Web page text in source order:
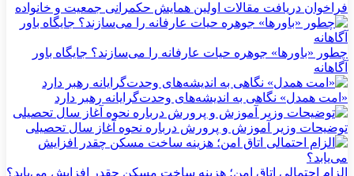
فراخوان دریافت مقالات اولین همایش حکمرانی جمعیت و خانواده
چطور «باورها» جوهره حیات عارفانه را می‌سازند؟ جایگاه باور
آگاهانه
«امت همدل» نگاهی به اندیشه‌های وحدت‌گرایانه رهبر دارد
توضیحات وزیر آموزش و پرورش درباره نحوه آغاز سال تحصیلی
الزام احتمالی اتاق امن؛ هزینه ساخت مسکن چقدر افزایش می‌یابد؟